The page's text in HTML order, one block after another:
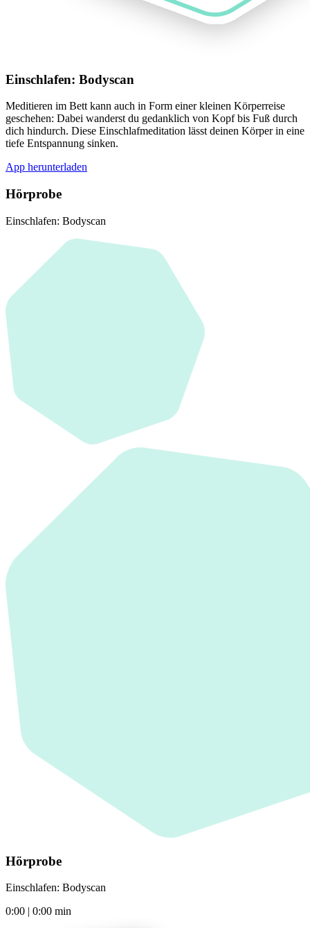
Einschlafen: Bodyscan
Meditieren im Bett kann auch in Form einer kleinen Körperreise
geschehen: Dabei wanderst du gedanklich von Kopf bis Fuß durch
dich hindurch. Diese Einschlafmeditation lässt deinen Körper in eine
tiefe Entspannung sinken.
App herunterladen
Hörprobe
Einschlafen: Bodyscan
Hörprobe
Einschlafen: Bodyscan
0:00 | 0:00 min